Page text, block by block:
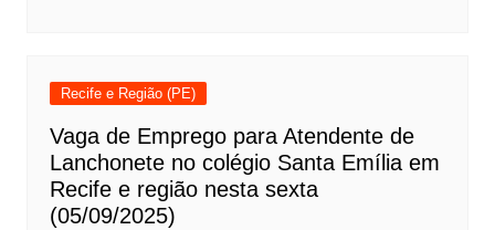
Recife e Região (PE)
Vaga de Emprego para Atendente de
Lanchonete no colégio Santa Emília em
Recife e região nesta sexta
(05/09/2025)